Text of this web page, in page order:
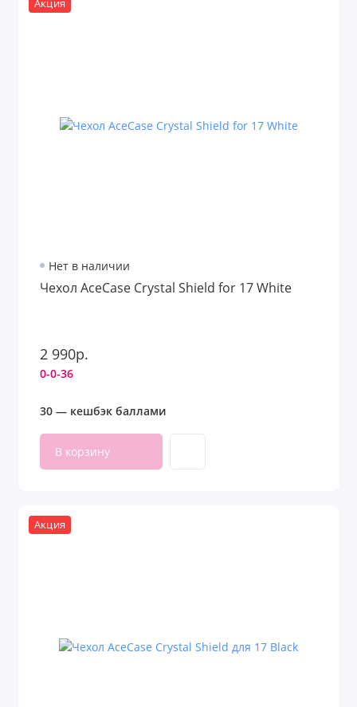
Акция
Нет в наличии
Чехол AceCase Crystal Shield for 17 White
2 990р.
0-0-36
30 — кешбэк баллами
В корзину
Акция